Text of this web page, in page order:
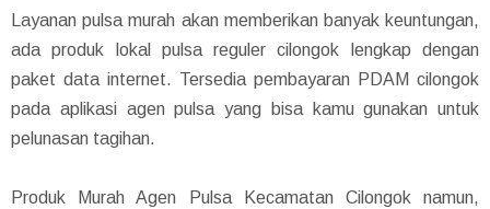
Layanan pulsa murah akan memberikan banyak keuntungan,
ada produk lokal pulsa reguler cilongok lengkap dengan
paket data internet. Tersedia pembayaran PDAM cilongok
pada aplikasi agen pulsa yang bisa kamu gunakan untuk
pelunasan tagihan.
Produk Murah Agen Pulsa Kecamatan Cilongok namun,